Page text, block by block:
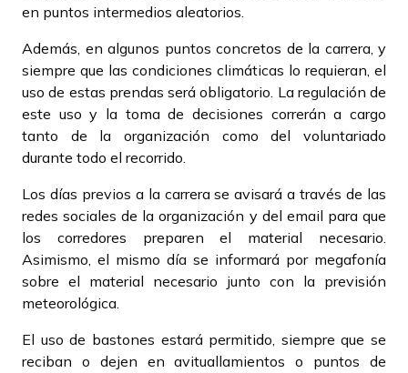
en puntos intermedios aleatorios.
Además, en algunos puntos concretos de la carrera, y
siempre que las condiciones climáticas lo requieran, el
uso de estas prendas será obligatorio. La regulación de
este uso y la toma de decisiones correrán a cargo
tanto de la organización como del voluntariado
durante todo el recorrido.
Los días previos a la carrera se avisará a través de las
redes sociales de la organización y del email para que
los corredores preparen el material necesario.
Asimismo, el mismo día se informará por megafonía
sobre el material necesario junto con la previsión
meteorológica.
El uso de bastones estará permitido, siempre que se
reciban o dejen en avituallamientos o puntos de